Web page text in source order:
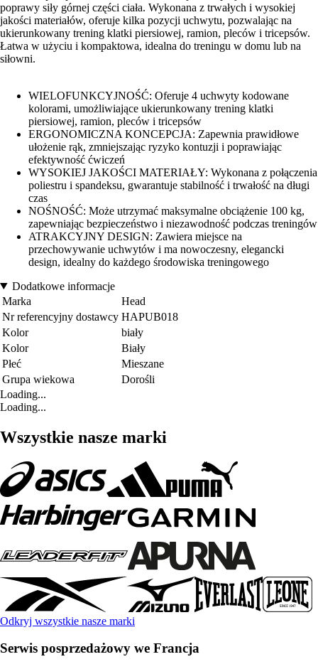
poprawy siły górnej części ciała. Wykonana z trwałych i wysokiej
jakości materiałów, oferuje kilka pozycji uchwytu, pozwalając na
ukierunkowany trening klatki piersiowej, ramion, pleców i tricepsów.
Łatwa w użyciu i kompaktowa, idealna do treningu w domu lub na
siłowni.
WIELOFUNKCYJNOŚĆ: Oferuje 4 uchwyty kodowane
kolorami, umożliwiające ukierunkowany trening klatki
piersiowej, ramion, pleców i tricepsów
ERGONOMICZNA KONCEPCJA: Zapewnia prawidłowe
ułożenie rąk, zmniejszając ryzyko kontuzji i poprawiając
efektywność ćwiczeń
WYSOKIEJ JAKOŚCI MATERIAŁY: Wykonana z połączenia
poliestru i spandeksu, gwarantuje stabilność i trwałość na długi
czas
NOŚNOŚĆ: Może utrzymać maksymalne obciążenie 100 kg,
zapewniając bezpieczeństwo i niezawodność podczas treningów
ATRAKCYJNY DESIGN: Zawiera miejsce na
przechowywanie uchwytów i ma nowoczesny, elegancki
design, idealny do każdego środowiska treningowego
Dodatkowe informacje
Marka
Head
Nr referencyjny dostawcy HAPUB018
Kolor
biały
Kolor
Biały
Płeć
Mieszane
Grupa wiekowa
Dorośli
Loading...
Loading...
Wszystkie nasze marki
Odkryj wszystkie nasze marki
Serwis posprzedażowy we Francja